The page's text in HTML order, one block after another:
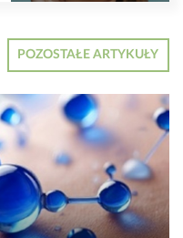
POZOSTAŁE ARTYKUŁY